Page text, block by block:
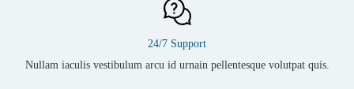
24/7 Support
Nullam iaculis vestibulum arcu id urnain pellentesque volutpat quis.